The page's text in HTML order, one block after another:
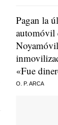
Pagan la
automóvil
«Fue
O. P. ARCA